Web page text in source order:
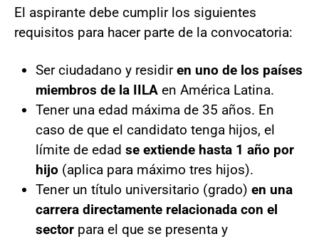
El aspirante debe cumplir los siguientes
requisitos para hacer parte de la convocatoria:
Ser ciudadano y residiren uno de los países
miembros de la IILA en América Latina.
Tener una edad máxima de 35 años. En
caso de que el candidato tenga hijos, el
límite de edad se extiende hasta 1 año por
hijo (aplica para máximo tres hijos).
Tener un título universitario (grado) en una
carrera directamente relacionada con el
sector para el que se presenta y